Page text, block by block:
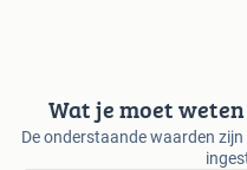
Wat je moet
De onderstaande waarden